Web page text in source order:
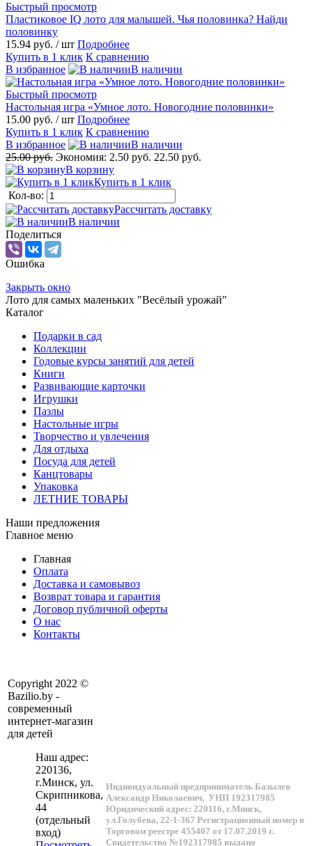
Быстрый просмотр
Пластиковое IQ лото для малышей. Чья половинка? Найди
половинку
15.94 руб. / шт Подробнее
Купить в 1 клик К сравнению
В избранное
В наличии
Быстрый просмотр
Настольная игра «Умное лото. Новогодние половинки»
15.00 руб. / шт Подробнее
Купить в 1 клик К сравнению
В избранное
В наличии
25.00 руб. Экономия: 2.50 руб. 22.50 руб.
В корзину
Купить в 1 клик
Кол-во:
Рассчитать доставку
В наличии
Поделиться
Ошибка
Закрыть окно
Лото для самых маленьких "Весёлый урожай"
Каталог
Подарки в сад
Коллекции
Годовые курсы занятий для детей
Книги
Развивающие карточки
Игрушки
Пазлы
Настольные игры
Творчество и увлечения
Для отдыха
Посуда для детей
Канцтовары
Упаковка
ЛЕТНИЕ ТОВАРЫ
Наши предложения
Главное меню
Главная
Оплата
Доставка и самовывоз
Возврат товара и гарантия
Договор публичной оферты
О нас
Контакты
Copyright 2022 ©
Bazilio.by -
современный
интернет-магазин
для детей
Наш адрес:
220136,
г.Минск, ул.
Скрипникова,
44
(отдельный
вход)
Индивидуальный предприниматель Базылев
Александр Николаевич, УНП 192317985
Юридический адрес: 220116, г.Минск,
ул.Голубева, 22-1-367 Регистрационный номер в
Торговом реестре 455407 от 17.07.2019 г.
Свидетельство №192317985 выдано